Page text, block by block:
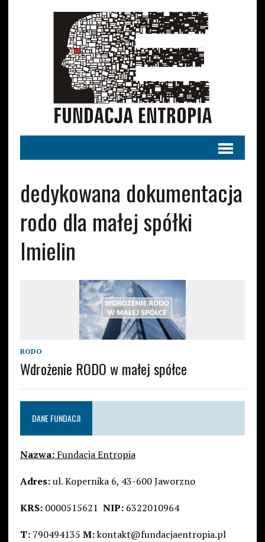
dedykowana dokumentacja
rodo dla małej spółki
Imielin
RODO
Wdrożenie RODO w małej spółce
DANE FUNDACJI
Nazwa:Fundacja Entropia
Adres:ul. Kopernika 6, 43-600 Jaworzno
KRS: 0000515621 NIP: 6322010964
T:790494135 M:kontakt@fundacjaentropia.pl